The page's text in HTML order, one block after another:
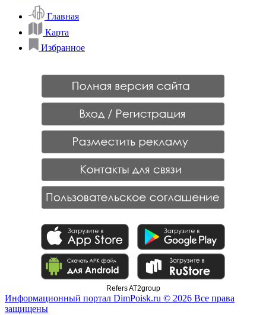
Главная
Карта
Избранное
Refers AT2group
Информационный портал DimPoisk.ru © 2026 Все права
защищены